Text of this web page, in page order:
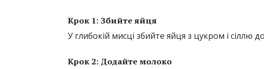
Крок 1: Збийте яйця
У глибокій мисці збийте яйця з цукром і сіллю
Крок 2: Додайте молоко